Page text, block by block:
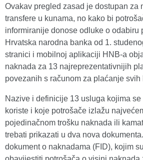
Ovakav pregled zasad je dostupan za
transfere u kunama, no kako bi
informiranije donose odluke o odabiru
Hrvatska narodna banka od 1.
stranici i mobilnoj aplikaciji HNB-a
naknada za 13 najreprezentativnijih
povezanih s računom za plaćanje svih
Nazive i definicije 13 usluga kojima
koriste i koje potrošače izlažu
pojedinačnom trošku naknada ili
trebati prikazati u dva nova
dokument o naknadama (FID), kojim